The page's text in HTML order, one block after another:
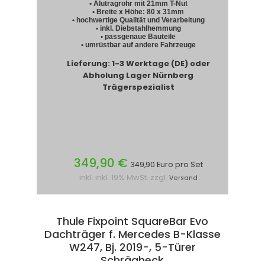
• Alutragrohr mit 21mm T-Nut
• Breite x Höhe: 80 x 31mm
• hochwertige Qualität und Verarbeitung
• inkl. Diebstahlhemmung
• passgenaue Bauteile
• umrüstbar auf andere Fahrzeuge
Lieferung: 1-3 Werktage (DE) oder
Abholung Lager Nürnberg
Trägerspezialist
349,90 € 349,90 Euro pro Set
inkl. inkl. 19% MwSt. zzgl. Versand
Thule Fixpoint SquareBar Evo
Dachträger f. Mercedes B-Klasse
W247, Bj. 2019-, 5-Türer